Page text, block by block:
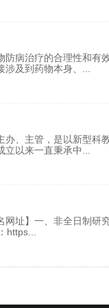
治疗的合理性和有
及到药物本身、
、主管，是以新型科
立以来一直秉承中
址】一、非全日制研
https